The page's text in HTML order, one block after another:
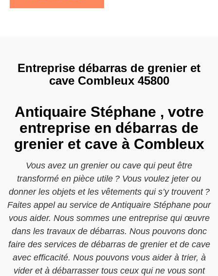
Entreprise débarras de grenier et
cave Combleux 45800
Antiquaire Stéphane , votre
entreprise en débarras de
grenier et cave à Combleux
Vous avez un grenier ou cave qui peut être
transformé en pièce utile ? Vous voulez jeter ou
donner les objets et les vêtements qui s’y trouvent ?
Faites appel au service de Antiquaire Stéphane pour
vous aider. Nous sommes une entreprise qui œuvre
dans les travaux de débarras. Nous pouvons donc
faire des services de débarras de grenier et de cave
avec efficacité. Nous pouvons vous aider à trier, à
vider et à débarrasser tous ceux qui ne vous sont